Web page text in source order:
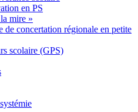
en PS
mire »
de concertation régionale en petite
scolaire (GPS)